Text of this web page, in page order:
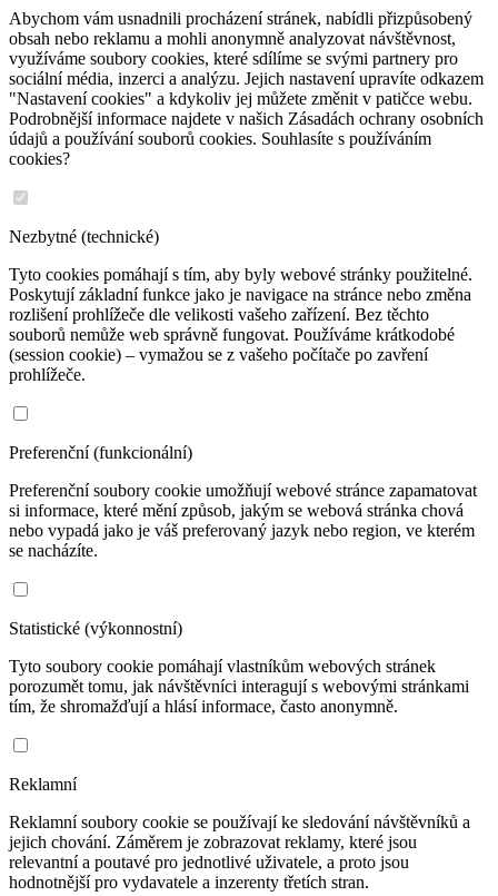
Abychom vám usnadnili procházení stránek, nabídli přizpůsobený
obsah nebo reklamu a mohli anonymně analyzovat návštěvnost,
využíváme soubory cookies, které sdílíme se svými partnery pro
sociální média, inzerci a analýzu. Jejich nastavení upravíte odkazem
"Nastavení cookies" a kdykoliv jej můžete změnit v patičce webu.
Podrobnější informace najdete v našich Zásadách ochrany osobních
údajů a používání souborů cookies. Souhlasíte s používáním
cookies?
Nezbytné (technické)
Tyto cookies pomáhají s tím, aby byly webové stránky použitelné.
Poskytují základní funkce jako je navigace na stránce nebo změna
rozlišení prohlížeče dle velikosti vašeho zařízení. Bez těchto
souborů nemůže web správně fungovat. Používáme krátkodobé
(session cookie) – vymažou se z vašeho počítače po zavření
prohlížeče.
Preferenční (funkcionální)
Preferenční soubory cookie umožňují webové stránce zapamatovat
si informace, které mění způsob, jakým se webová stránka chová
nebo vypadá jako je váš preferovaný jazyk nebo region, ve kterém
se nacházíte.
Statistické (výkonnostní)
Tyto soubory cookie pomáhají vlastníkům webových stránek
porozumět tomu, jak návštěvníci interagují s webovými stránkami
tím, že shromažďují a hlásí informace, často anonymně.
Reklamní
Reklamní soubory cookie se používají ke sledování návštěvníků a
jejich chování. Záměrem je zobrazovat reklamy, které jsou
relevantní a poutavé pro jednotlivé uživatele, a proto jsou
hodnotnější pro vydavatele a inzerenty třetích stran.